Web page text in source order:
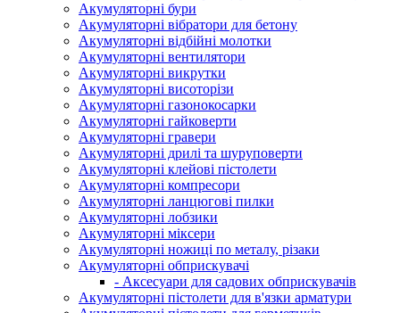
Акумуляторні бури
Акумуляторні вібратори для бетону
Акумуляторні відбійні молотки
Акумуляторні вентилятори
Акумуляторні викрутки
Акумуляторні висоторізи
Акумуляторні газонокосарки
Акумуляторні гайковерти
Акумуляторні гравери
Акумуляторні дрилі та шуруповерти
Акумуляторні клейові пістолети
Акумуляторні компресори
Акумуляторні ланцюгові пилки
Акумуляторні лобзики
Акумуляторні міксери
Акумуляторні ножиці по металу, різаки
Акумуляторні обприскувачі
- Аксесуари для садових обприскувачів
Акумуляторні пістолети для в'язки арматури